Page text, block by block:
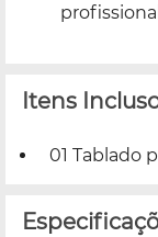
Itens
01 Tablado